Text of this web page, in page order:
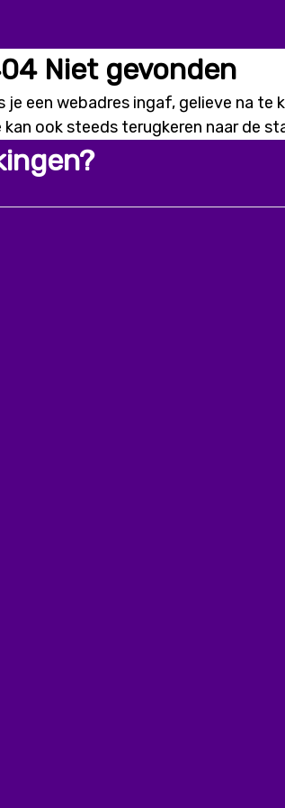
Niet gevonden
je een webadres ingaf, gelieve na te
kan ook steeds terugkeren naar de